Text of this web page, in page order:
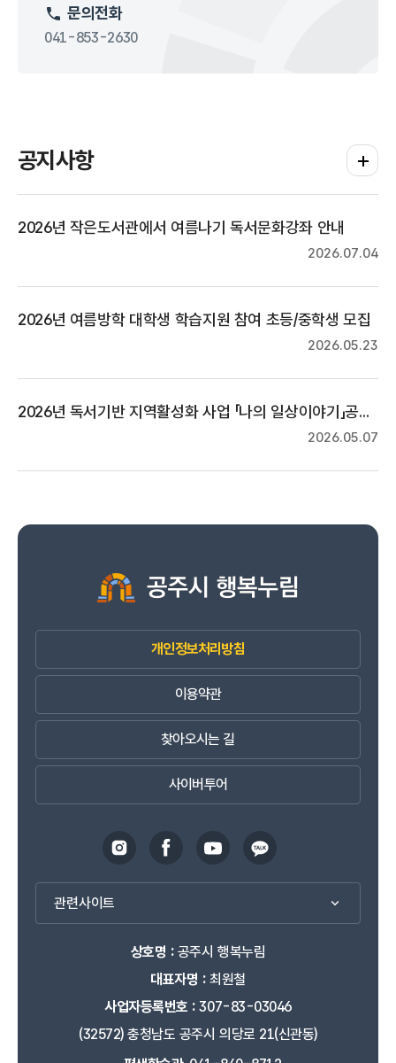
문의전화
041-853-2630
공지사항
2026년 작은도서관에서 여름나기 독서문화강좌 안내
2026.07.04
2026년 여름방학 대학생 학습지원 참여 초등/중학생 모집
2026.05.23
2026년 독서기반 지역활성화 사업 「나의 일상이야기」공모전 안내
2026.05.07
공지사
개인정보처리방침
이용약관
찾아오시는 길
사이버투어
관련사이트
상호명 :공주시 행복누림
대표자명 :최원철
사업자등록번호 :307-83-03046
(32572) 충청남도 공주시 의당로 21(신관동)